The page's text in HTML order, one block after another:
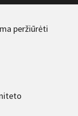
peržiūrėti